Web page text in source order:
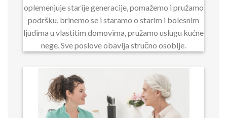
oplemenjuje starije generacije, pomažemo i pružamo
podršku, brinemo se i staramo o starim i bolesnim
ljudima u vlastitim domovima, pružamo uslugu kućne
nege. Sve poslove obavlja stručno osoblje.